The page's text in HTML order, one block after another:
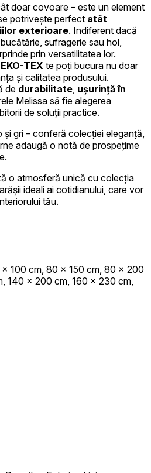
doar covoare – este un element
potrivește perfect atât
exterioare. Indiferent dacă
sufragerie sau hol,
prin versatilitatea lor.
TEX te poți bucura nu doar
și calitatea produsului.
de durabilitate ușurință în
Melissa să fie alegerea
de soluții practice.
gri – conferă colecției eleganță,
adaugă o notă de prospețime
o atmosferă unică cu colecția
ideali ai cotidianului, care vor
tău.
100 cm, 80 x 150 cm, 80 x 200
140 x 200 cm, 160 x 230 cm,